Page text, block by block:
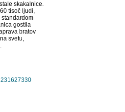
skakalnice.
tisoč ljudi,
standardom
gostila
bratov
svetu,